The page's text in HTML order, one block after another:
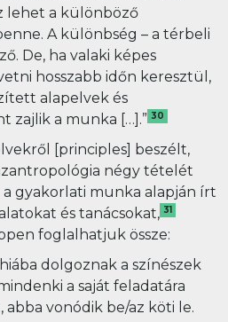
lehet a különböző
A különbség – a térbeli
De, ha valaki képes
hosszabb időn keresztül,
alapelvek és
zajlik a munka […].” 30
[principles] beszélt,
négy tételét
gyakorlati munka alapján írt
és tanácsokat, 31
foglalhatjuk össze:
dolgoznak a színészek
a saját feladatára
vonódik be/az köti le.